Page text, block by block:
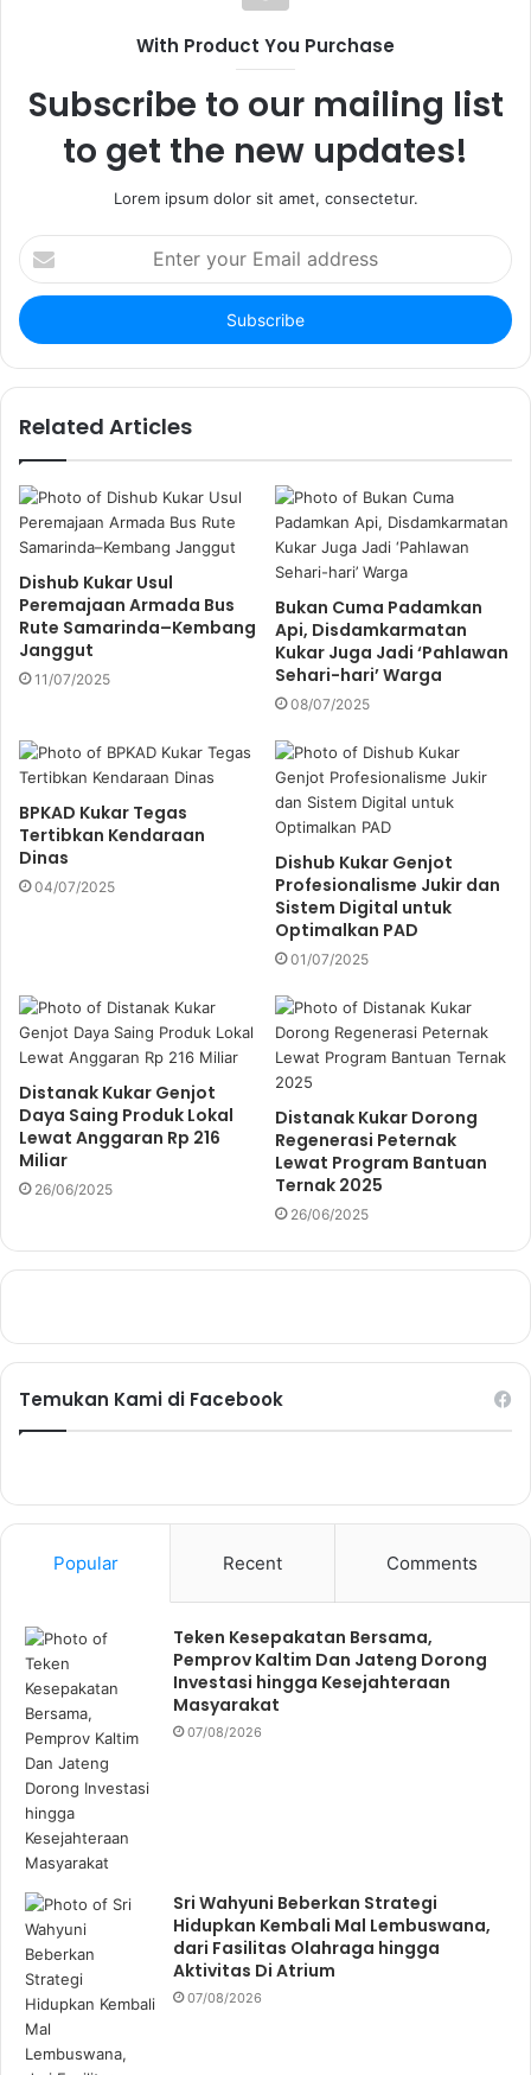
t
o
k
r
m
With Product You Purchase
Subscribe to our mailing list
to get the new updates!
Lorem ipsum dolor sit amet, consectetur.
E
n
e
y
u
E
m
a
i
a
d
d
r
s
Related Articles
Dishub Kukar Usul
Peremajaan Armada Bus
Rute Samarinda–Kembang
Janggut
11/07/2025
Bukan Cuma Padamkan
Api, Disdamkarmatan
Kukar Juga Jadi ‘Pahlawan
Sehari-hari’ Warga
08/07/2025
BPKAD Kukar Tegas
Tertibkan Kendaraan
Dinas
04/07/2025
Dishub Kukar Genjot
Profesionalisme Jukir dan
Sistem Digital untuk
Optimalkan PAD
01/07/2025
Distanak Kukar Genjot
Daya Saing Produk Lokal
Lewat Anggaran Rp 216
Miliar
26/06/2025
Distanak Kukar Dorong
Regenerasi Peternak
Lewat Program Bantuan
Ternak 2025
26/06/2025
Temukan Kami di Facebook
Popular Recent Comments
Teken Kesepakatan Bersama,
Pemprov Kaltim Dan Jateng Dorong
Investasi hingga Kesejahteraan
Masyarakat
07/08/2026
Sri Wahyuni Beberkan Strategi
Hidupkan Kembali Mal Lembuswana,
dari Fasilitas Olahraga hingga
Aktivitas Di Atrium
07/08/2026